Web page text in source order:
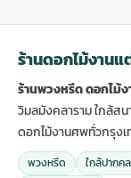
ร้านดอกไม้งาน
ร้านพวงหรีด ดอกไม้
วิมลมังคลาราม ใกล้ส
ดอกไม้งานศพทั่วกรุง
พวงหรีด ใกล้ปากค